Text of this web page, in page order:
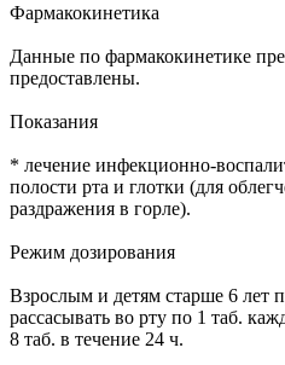
Фармакокинетика
Данные по фармакокинетике
предоставлены.
Показания
* лечение инфекционно-
полости рта и глотки (для
раздражения в горле).
Режим дозирования
Взрослым и детям старше 6 лет
рассасывать во рту по 1 таб.
8 таб. в течение 24 ч.